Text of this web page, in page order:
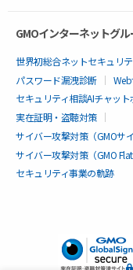
GMOインターネットグ
世界初総合ネットセキュリ
パスワード漏洩診断
セキュリティ相談AIチャット
実在証明・盗聴対策
サイバー攻撃対策（GMOサ
サイバー攻撃対策（GMO
セキュリティ事業の軌跡